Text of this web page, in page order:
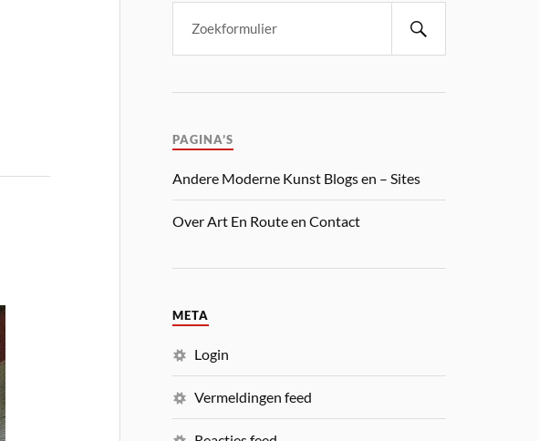
PAGINA’S
Andere Moderne Kunst Blogs en – Sites
Over Art En Route en Contact
META
Login
Vermeldingen feed